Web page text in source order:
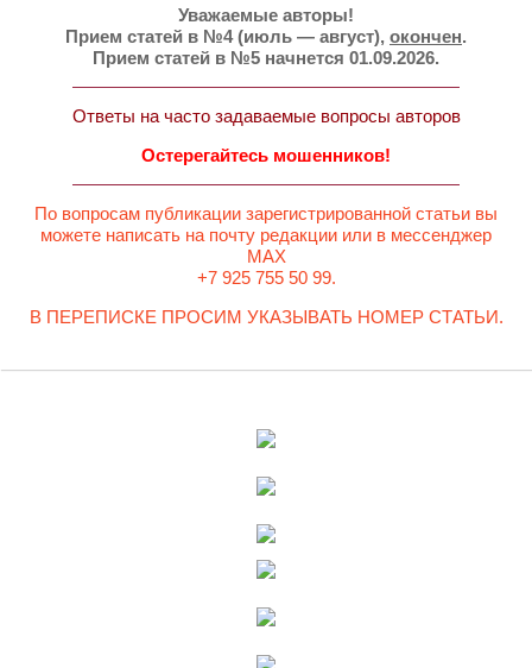
Уважаемые авторы!
Прием статей в №4 (июль — август), окончен.
Прием статей в №5 начнется 01.09.2026.
Ответы на часто задаваемые вопросы авторов
Остерегайтесь мошенников!
По вопросам публикации зарегистрированной статьи вы
можете написать на почту редакции или в мессенджер
MAX
+7 925 755 50 99.
В ПЕРЕПИСКЕ ПРОСИМ УКАЗЫВАТЬ НОМЕР СТАТЬИ.